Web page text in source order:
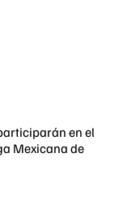
en el
Mexicana de